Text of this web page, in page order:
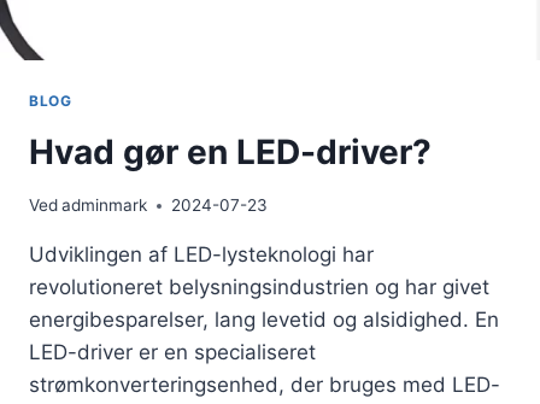
BLOG
Hvad gør en LED-driver?
Vedadminmark 2024-07-23
Udviklingen af LED-lysteknologi har
revolutioneret belysningsindustrien og har givet
energibesparelser, lang levetid og alsidighed. En
LED-driver er en specialiseret
strømkonverteringsenhed, der bruges med LED-